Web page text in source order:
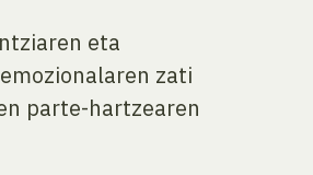
eta
zati
parte-hartzearen